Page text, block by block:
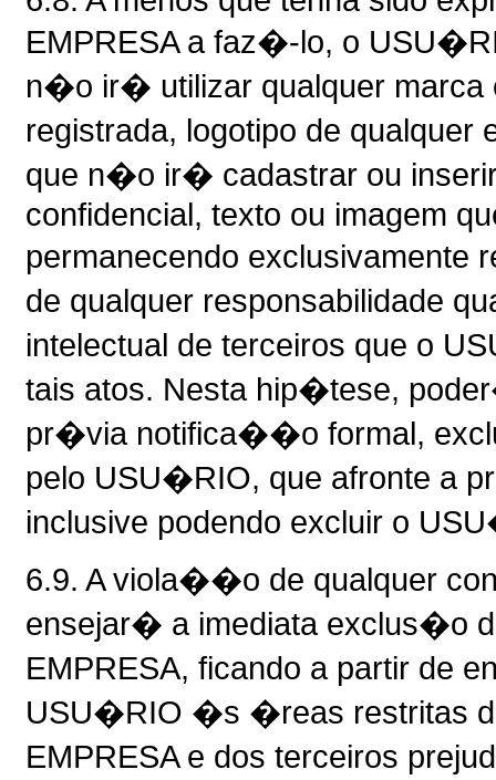
EMPRESA a faz�-lo, o
n�o ir� utilizar qualquer marca
registrada, logotipo de
que n�o ir� cadastrar ou
confidencial, texto ou imagem
permanecendo exclusivamente
de qualquer responsabilidade
intelectual de terceiros que o
tais atos. Nesta hip�tese,
pr�via notifica��o formal,
pelo USU�RIO, que afronte a
inclusive podendo excluir o
6.9. A viola��o de qualquer
ensejar� a imediata exclus�o
EMPRESA, ficando a partir de
USU�RIO �s �reas restritas
EMPRESA e dos terceiros